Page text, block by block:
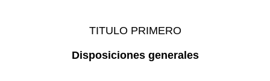
TITULO PRIMERO
Disposiciones generales